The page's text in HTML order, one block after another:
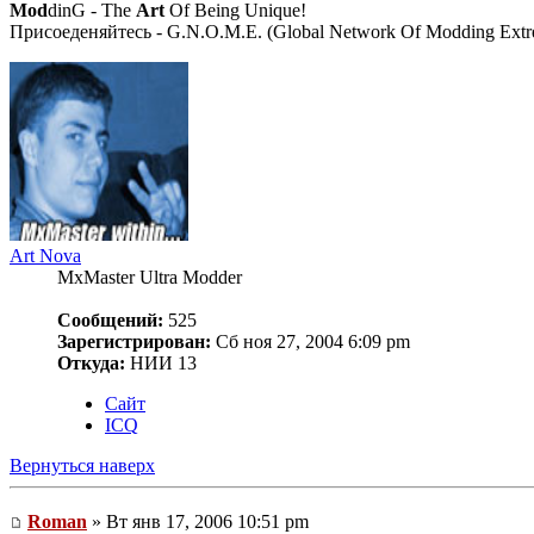
ModdinG - The Art Of Being Unique!
Присоеденяйтесь - G.N.O.M.E. (Global Network Of Modding
Art Nova
MxMaster Ultra Modder
Сообщений: 525
Зарегистрирован: Сб ноя 27, 2004 6:09 pm
Откуда: НИИ 13
Сайт
ICQ
Вернуться наверх
Roman » Вт янв 17, 2006 10:51 pm